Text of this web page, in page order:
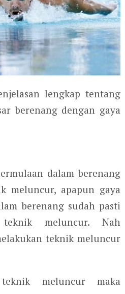
lengkap tentang
berenang dengan gaya
dalam berenang
meluncur, apapun gaya
berenang sudah pasti
meluncur. Nah
teknik meluncur
meluncur maka